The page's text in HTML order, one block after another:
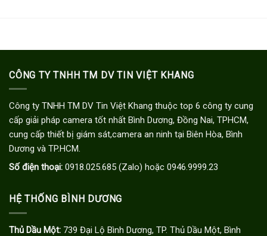
CÔNG TY TNHH TM DV TIN VIỆT KHANG
Công ty TNHH TM DV Tin Việt Khang thuộc top 6 công ty cung
cấp giải pháp camera tốt nhất Bình Dương, Đồng Nai, TPHCM,
cung cấp thiết bị giám sát,camera an ninh tại Biên Hòa, Bình
Dương và TP.HCM.
Số điện thoại: 0918.025.685 (Zalo) hoặc 0946.9999.23
HỆ THỐNG BÌNH DƯƠNG
Thủ Dầu Một: 739 Đại Lộ Bình Dương, TP. Thủ Dầu Một, Bình